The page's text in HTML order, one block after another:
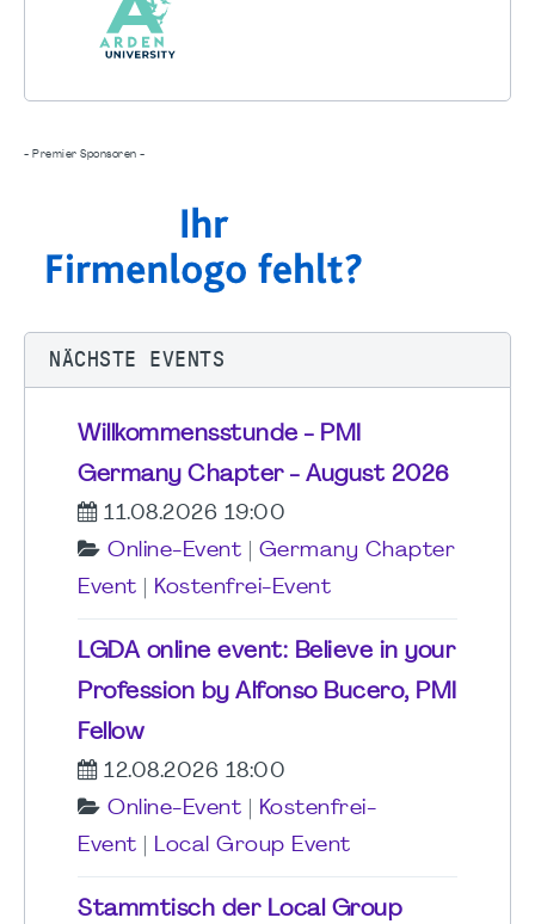
- Premier Sponsoren -
NÄCHSTE EVENTS
Willkommensstunde - PMI
Germany Chapter - August 2026
11.08.2026 19:00
Online-Event
Germany Chapter
Event
Kostenfrei-Event
LGDA online event: Believe in your
Profession by Alfonso Bucero, PMI
Fellow
12.08.2026 18:00
Online-Event
Kostenfrei-
Event
Local Group Event
Stammtisch der Local Group